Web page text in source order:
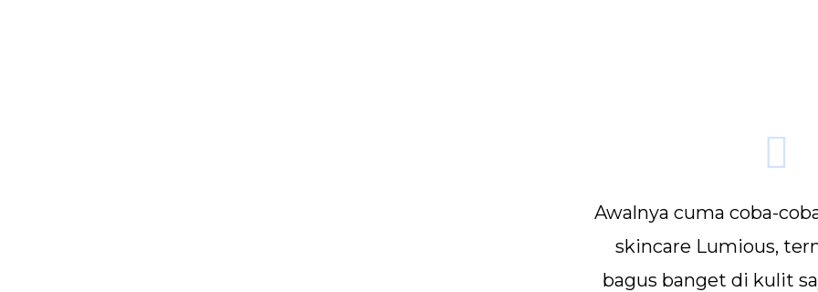
Awalnya cuma coba-
skincare Lumious,
bagus banget di kulit